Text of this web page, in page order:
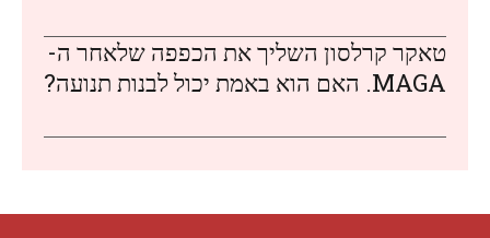
טאקר קרלסון השליך את הכפפה שלאחר ה-
MAGA. האם הוא באמת יכול לבנות תנועה?